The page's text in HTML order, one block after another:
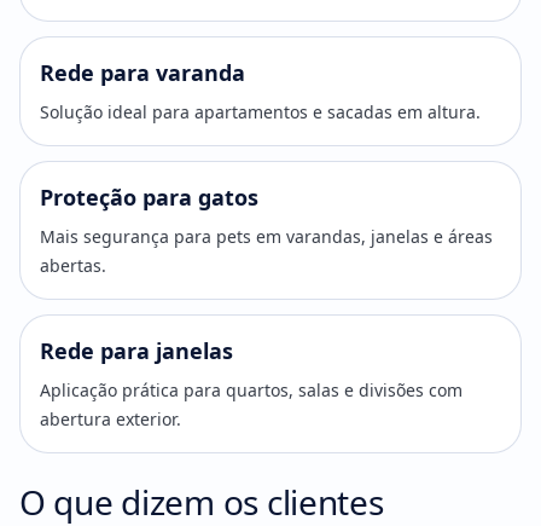
Rede para varanda
Solução ideal para apartamentos e sacadas em altura.
Proteção para gatos
Mais segurança para pets em varandas, janelas e áreas
abertas.
Rede para janelas
Aplicação prática para quartos, salas e divisões com
abertura exterior.
O que dizem os clientes